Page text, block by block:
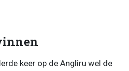
keer op de Angliru wel de